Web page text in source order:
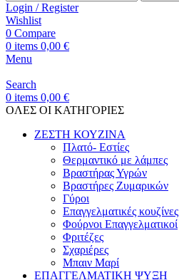
Login / Register
Wishlist
0 Compare
0 items 0,00 €
Menu
Search
0 items 0,00 €
OΛΕΣ ΟΙ ΚΑΤΗΓΟΡΙΕΣ
ΖΕΣΤΗ ΚΟΥΖΙΝΑ
Πλατό- Εστίες
Θερμαντικό με λάμπες
Βραστήρας Υγρών
Βραστήρες Ζυμαρικών
Γύροι
Επαγγελματικές κουζίνες
Φούρνοι Επαγγελματικοί
Φριτέζες
Σχαριέρες
Μπαιν Μαρί
ΕΠΑΓΓΕΛΜΑΤΙΚΗ ΨΥΞΗ